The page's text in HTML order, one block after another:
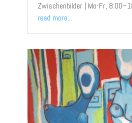
Zwischenbilder | Mo-Fr,
read more...